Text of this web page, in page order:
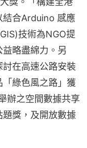
結合Arduino 感應
技術為NGO提
略盡綿力。另
在高速公路安裝
綠色風之路」獲
辦之空間數據共享
獎，及開放數據